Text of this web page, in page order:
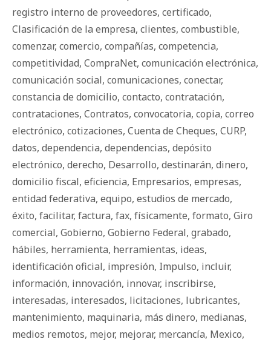
registro interno de proveedores, certificado,
Clasificación de la empresa, clientes, combustible,
comenzar, comercio, compañías, competencia,
competitividad, CompraNet, comunicación electrónica,
comunicación social, comunicaciones, conectar,
constancia de domicilio, contacto, contratación,
contrataciones, Contratos, convocatoria, copia, correo
electrónico, cotizaciones, Cuenta de Cheques, CURP,
datos, dependencia, dependencias, depósito
electrónico, derecho, Desarrollo, destinarán, dinero,
domicilio fiscal, eficiencia, Empresarios, empresas,
entidad federativa, equipo, estudios de mercado,
éxito, facilitar, factura, fax, físicamente, formato, Giro
comercial, Gobierno, Gobierno Federal, grabado,
hábiles, herramienta, herramientas, ideas,
identificación oficial, impresión, Impulso, incluir,
información, innovación, innovar, inscribirse,
interesadas, interesados, licitaciones, lubricantes,
mantenimiento, maquinaria, más dinero, medianas,
medios remotos, mejor, mejorar, mercancía, Mexico,